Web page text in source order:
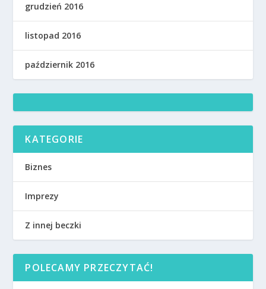
grudzień 2016
listopad 2016
październik 2016
KATEGORIE
Biznes
Imprezy
Z innej beczki
POLECAMY PRZECZYTAĆ!